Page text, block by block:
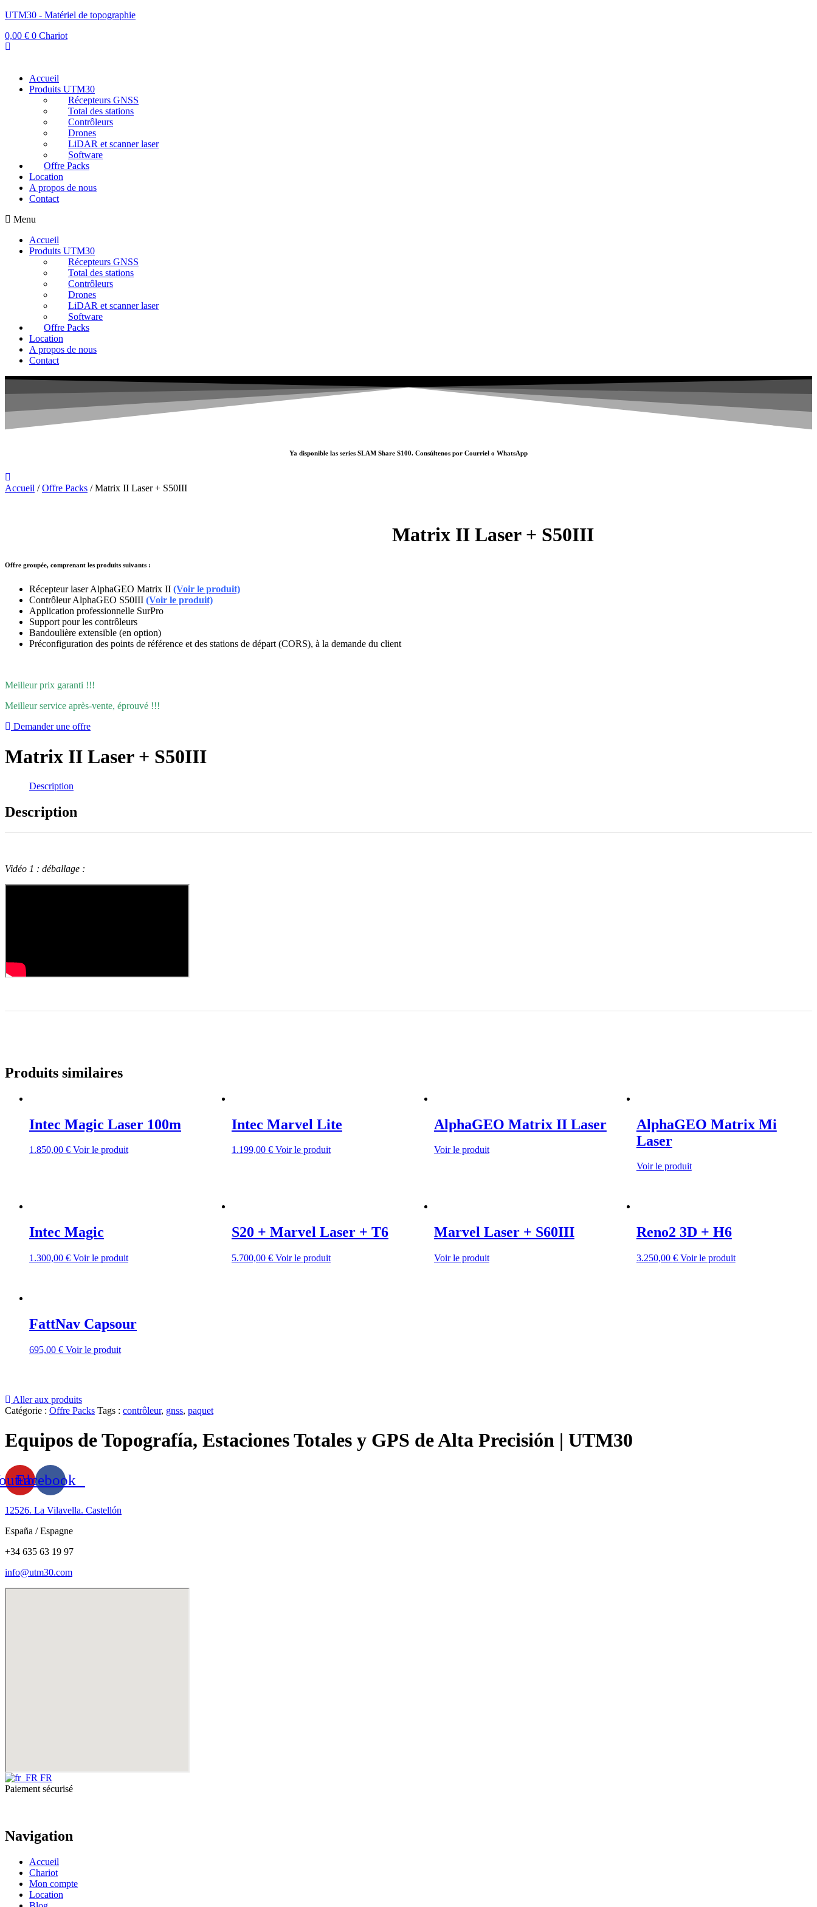
UTM30 - Matériel de topographie
0,00 € 0 Chariot
Accueil
Produits UTM30
Récepteurs GNSS
Total des stations
Contrôleurs
Drones
LiDAR et scanner laser
Software
Offre Packs
Location
A propos de nous
Contact
Menu
Accueil
Produits UTM30
Récepteurs GNSS
Total des stations
Contrôleurs
Drones
LiDAR et scanner laser
Software
Offre Packs
Location
A propos de nous
Contact
Ya disponible las series SLAM Share S100. Consúltenos por Courriel o WhatsApp
Accueil /Offre Packs / Matrix II Laser + S50III
Matrix II Laser + S50III
Offre groupée, comprenant les produits suivants :
Récepteur laser AlphaGEO Matrix II (Voir le produit)
Contrôleur AlphaGEO S50III (Voir le produit)
Application professionnelle SurPro
Support pour les contrôleurs
Bandoulière extensible (en option)
Préconfiguration des points de référence et des stations de départ (CORS), à la demande du client
Meilleur prix garanti !!!
Meilleur service après-vente, éprouvé !!!
Demander une offre
Matrix II Laser + S50III
Description
Description
Vidéo 1 : déballage :
Produits similaires
Intec Magic Laser 100m
1.850,00 € Voir le produit
Intec Marvel Lite
1.199,00 € Voir le produit
AlphaGEO Matrix II Laser
Voir le produit
AlphaGEO Matrix Mi
Laser
Voir le produit
Intec Magic
1.300,00 € Voir le produit
S20 + Marvel Laser + T6
5.700,00 € Voir le produit
Marvel Laser + S60III
Voir le produit
Reno2 3D + H6
3.250,00 € Voir le produit
FattNav Capsour
695,00 € Voir le produit
Aller aux produits
Catégorie : Offre Packs Tags : contrôleur, gnss, paquet
Equipos de Topografía, Estaciones Totales y GPS de Alta Precisión | UTM30
Facebook
12526. La Vilavella. Castellón
España / Espagne
+34 635 63 19 97
info@utm30.com
FR
Paiement sécurisé
Navigation
Accueil
Chariot
Mon compte
Location